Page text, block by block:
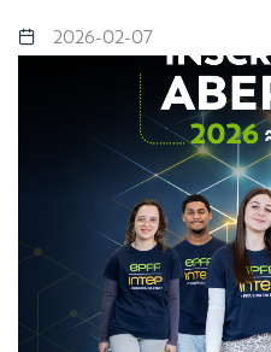
2026-02-07